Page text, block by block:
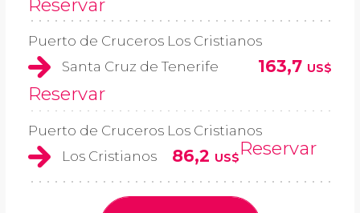
Reservar
Puerto de Cruceros Los Cristianos
Santa Cruz de Tenerife
163,7 US$
Reservar
Puerto de Cruceros Los Cristianos
Los Cristianos
86,2 US$Reservar